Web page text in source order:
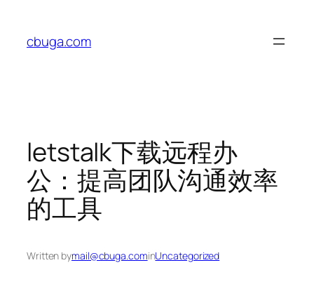
content
cbuga.com
letstalk下载远程办
公：提高团队沟通效率
的工具
Written bymail@cbuga.cominUncategorized